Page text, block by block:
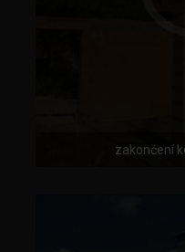
zakončení